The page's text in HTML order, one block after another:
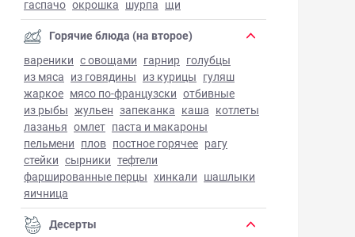
гаспачо окрошка шурпа щи
Горячие блюда (на второе)
вареники с овощами гарнир голубцы
из мяса из говядины из курицы гуляш
жаркое мясо по-французски отбивные
из рыбы жульен запеканка каша котлеты
лазанья омлет паста и макароны
пельмени плов постное горячее рагу
стейки сырники тефтели
фаршированные перцы хинкали шашлыки
яичница
Десерты